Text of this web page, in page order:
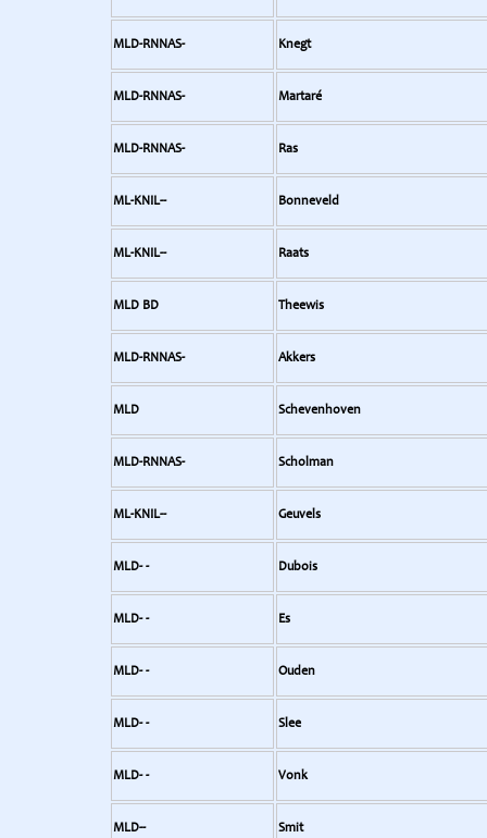
MLD-RNNAS- Knegt
MLD-RNNAS- Martaré
MLD-RNNAS- Ras
ML-KNIL-- Bonneveld
ML-KNIL-- Raats
MLD BD Theewis
MLD-RNNAS- Akkers
MLD Schevenhoven
MLD-RNNAS- Scholman
ML-KNIL-- Geuvels
MLD- - Dubois
MLD- - Es
MLD- - Ouden
MLD- - Slee
MLD- - Vonk
MLD-- Smit